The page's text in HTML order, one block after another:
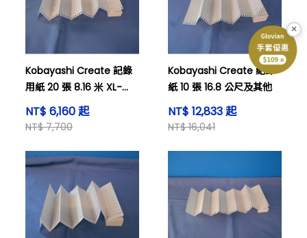
Kobayashi Create 記錄
用紙 20 張 8.16 米 XL-
5000(K)
NT$ 6,160 起
NT$ 7,700
Kobayashi Create 紀錄
紙 10 張 16.8 公尺及其他
NT$ 12,833 起
NT$ 16,041
×